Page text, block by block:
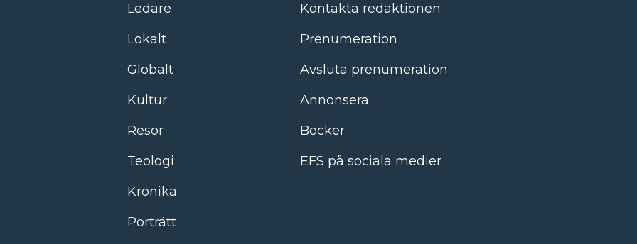
Ledare
Lokalt
Globalt
Kultur
Resor
Teologi
Krönika
Porträtt
Kontakta redaktionen
Prenumeration
Avsluta prenumeration
Annonsera
Böcker
EFS på sociala medier